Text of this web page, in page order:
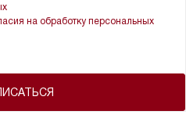
на обработку персональных